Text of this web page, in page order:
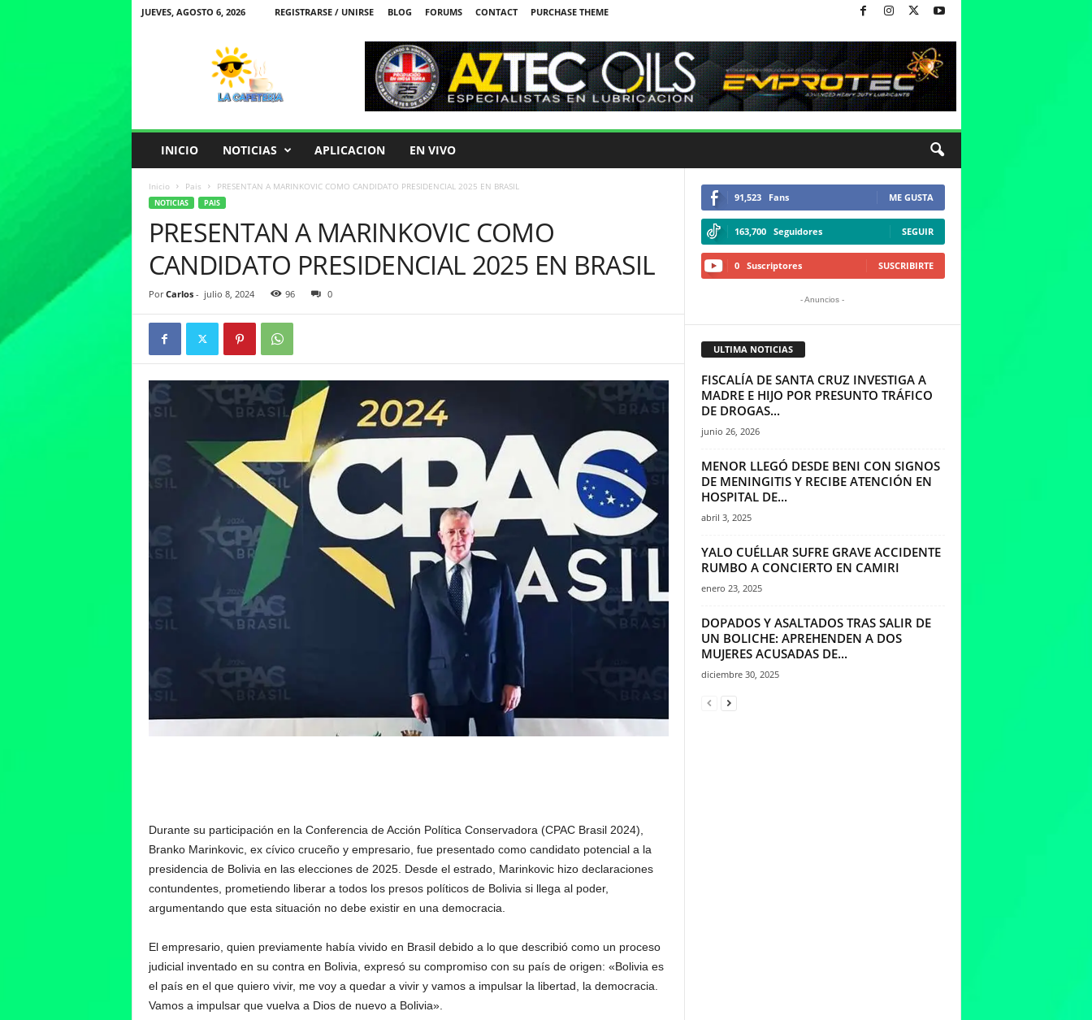
JUEVES, AGOSTO 6, 2026 REGISTRARSE / UNIRSE BLOG FORUMS CONTACT PURCHASE THEME
INICIO NOTICIAS APLICACION EN VIVO
Inicio Pais PRESENTAN A MARINKOVIC COMO CANDIDATO PRESIDENCIAL 2025 EN BRASIL
NOTICIAS PAIS
PRESENTAN A MARINKOVIC COMO
CANDIDATO PRESIDENCIAL 2025 EN BRASIL
Por Carlos- julio 8, 2024 96 0
Durante su participación en la Conferencia de Acción Política Conservadora (CPAC Brasil 2024),
Branko Marinkovic, ex cívico cruceño y empresario, fue presentado como candidato potencial a la
presidencia de Bolivia en las elecciones de 2025. Desde el estrado, Marinkovic hizo declaraciones
contundentes, prometiendo liberar a todos los presos políticos de Bolivia si llega al poder,
argumentando que esta situación no debe existir en una democracia.
El empresario, quien previamente había vivido en Brasil debido a lo que describió como un proceso
judicial inventado en su contra en Bolivia, expresó su compromiso con su país de origen: «Bolivia es
el país en el que quiero vivir, me voy a quedar a vivir y vamos a impulsar la libertad, la democracia.
Vamos a impulsar que vuelva a Dios de nuevo a Bolivia».
91,523 Fans ME GUSTA
163,700 Seguidores SEGUIR
0 Suscriptores SUSCRIBIRTE
- Anuncios -
ULTIMA NOTICIAS
FISCALÍA DE SANTA CRUZ INVESTIGA A
MADRE E HIJO POR PRESUNTO TRÁFICO
DE DROGAS...
junio 26, 2026
MENOR LLEGÓ DESDE BENI CON SIGNOS
DE MENINGITIS Y RECIBE ATENCIÓN EN
HOSPITAL DE...
abril 3, 2025
YALO CUÉLLAR SUFRE GRAVE ACCIDENTE
RUMBO A CONCIERTO EN CAMIRI
enero 23, 2025
DOPADOS Y ASALTADOS TRAS SALIR DE
UN BOLICHE: APREHENDEN A DOS
MUJERES ACUSADAS DE...
diciembre 30, 2025